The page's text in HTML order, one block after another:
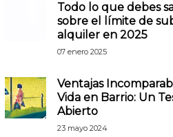
Todo lo que debes
sobre el límite de
alquiler en 2025
07 enero 2025
Ventajas
Vida en Barrio: Un
Abierto
23 mayo 2024